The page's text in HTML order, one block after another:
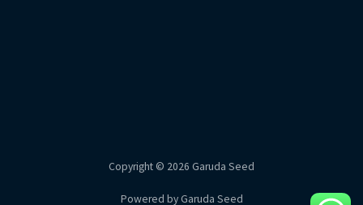
Copyright © 2026 Garuda Seed
Powered by Garuda Seed